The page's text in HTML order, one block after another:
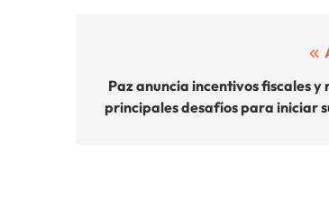
de
entradas
Paz anuncia incentivos fiscales y
principales desafíos para iniciar